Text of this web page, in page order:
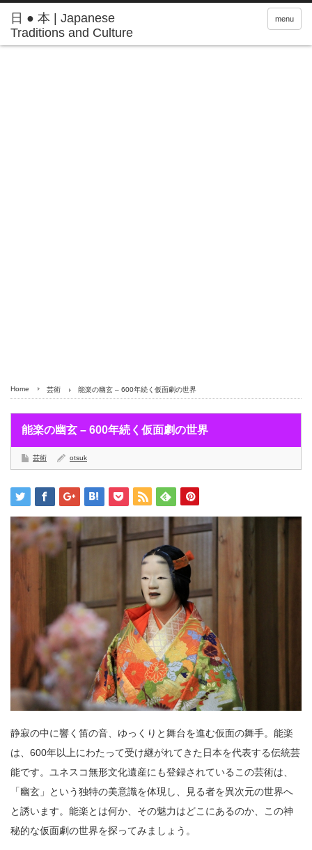
日 ● 本 | Japanese
Traditions and Culture
menu
Home 芸術 能楽の幽玄 – 600年続く仮面劇の世界
能楽の幽玄 – 600年続く仮面劇の世界
芸術 otsuk
静寂の中に響く笛の音、ゆっくりと舞台を進む仮面の舞手。能楽
は、600年以上にわたって受け継がれてきた日本を代表する伝統芸
能です。ユネスコ無形文化遺産にも登録されているこの芸術は、
「幽玄」という独特の美意識を体現し、見る者を異次元の世界へ
と誘います。能楽とは何か、その魅力はどこにあるのか、この神
秘的な仮面劇の世界を探ってみましょう。